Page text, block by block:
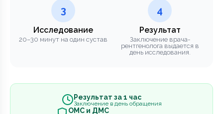
3
Исследование
20–30 минут на один сустав
4
Результат
Заключение врача-
рентгенолога выдается в
день исследования.
Результат за 1 час
Заключение в день обращения
ОМС и ДМС